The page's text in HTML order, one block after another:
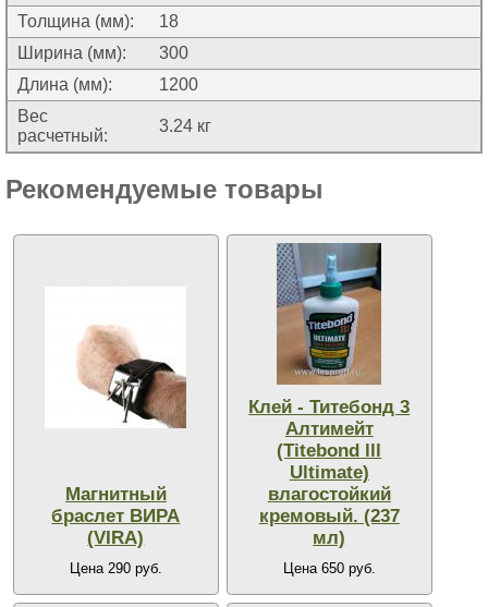
Толщина (мм):
18
Ширина (мм):
300
Длина (мм):
1200
Вес
расчетный:
3.24 кг
Рекомендуемые товары
Магнитный
браслет ВИРА
(VIRA)
Цена 290 руб.
Клей - Титебонд 3
Алтимейт
(Titebond lll
Ultimate)
влагостойкий
кремовый. (237
мл)
Цена 650 руб.